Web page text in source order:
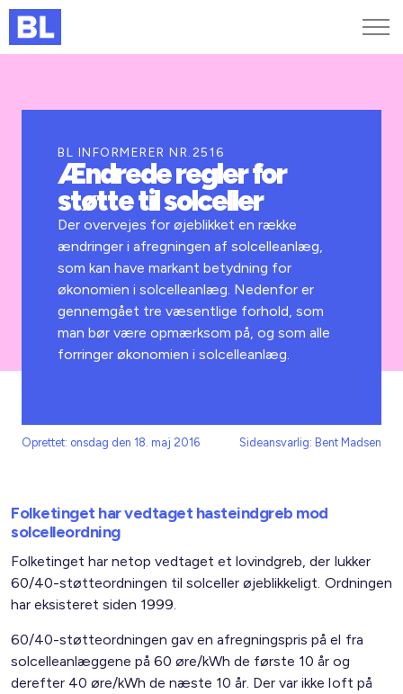
Kurser og arrangementer
Jobportalen
BL INFORMERER NR.2516
Ændrede regler for
støtte til solceller
Der overvejes for øjeblikket en række
ændringer i afregningen af solcelleanlæg,
som kan have markant betydning for
økonomien i solcelleanlæg. Nedenfor er
gennemgået tre væsentlige forhold, som
man bør være opmærksom på, og som alle
forringer økonomien i solcelleanlæg.
Oprettet: onsdag den 18. maj 2016 Sideansvarlig: Bent Madsen
Folketinget har vedtaget hasteindgreb mod
solcelleordning
Folketinget har netop vedtaget et lovindgreb, der lukker
60/40-støtteordningen til solceller øjeblikkeligt. Ordningen
har eksisteret siden 1999.
60/40-støtteordningen gav en afregningspris på el fra
solcelleanlæggene på 60 øre/kWh de første 10 år og
derefter 40 øre/kWh de næste 10 år. Der var ikke loft på